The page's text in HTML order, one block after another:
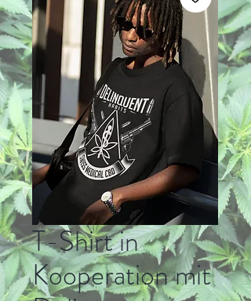
T-Shirt in
Kooperation mit